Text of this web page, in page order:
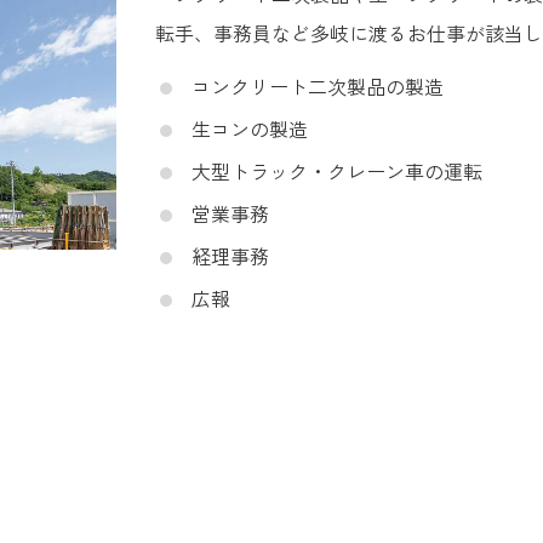
転手、事務員など多岐に渡るお仕事が該当
コンクリート二次製品の製造
生コンの製造
大型トラック・クレーン車の運転
営業事務
経理事務
広報